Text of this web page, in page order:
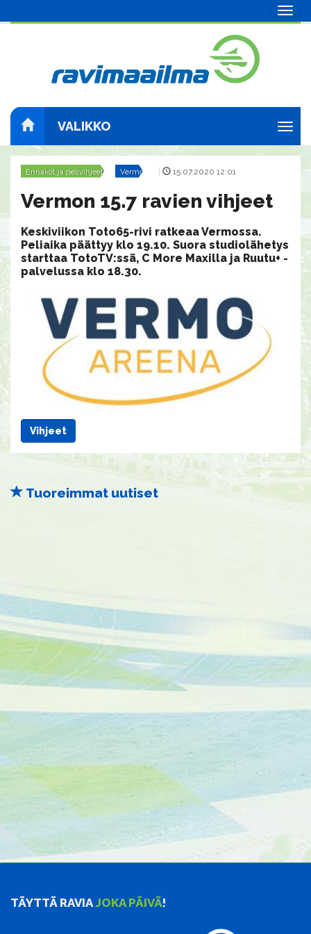
VALIKKO
Ennakot ja pelivihjeet Vermo 15.07.2020 12:01
Vermon 15.7 ravien vihjeet
Keskiviikon Toto65-rivi ratkeaa Vermossa.
Peliaika päättyy klo 19.10. Suora studiolähetys
starttaa TotoTV:ssä, C More Maxilla ja Ruutu+ -
palvelussa klo 18.30.
Vihjeet
Tuoreimmat uutiset
TÄYTTÄ RAVIAJOKA PÄIVÄ!